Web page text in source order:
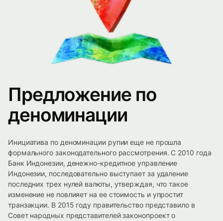
Предложение по
деноминации
Инициатива по деноминации рупии еще не прошла
формального законодательного рассмотрения. С 2010 года
Банк Индонезии, денежно-кредитное управление
Индонезии, последовательно выступает за удаление
последних трех нулей валюты, утверждая, что такое
изменение не повлияет на ее стоимость и упростит
транзакции. В 2015 году правительство представило в
Совет народных представителей законопроект о